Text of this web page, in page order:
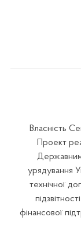
Власність
Проект
Державним
урядування
технічної
фінансової